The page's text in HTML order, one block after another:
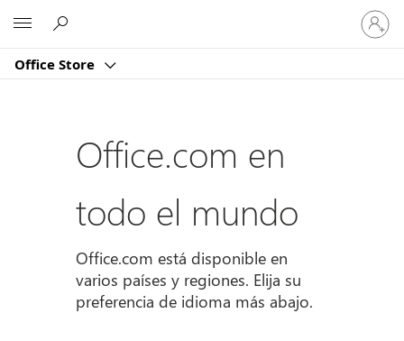
Office Store
Iniciar
sesión
en
cuenta
Office.com en
todo el mundo
Office.com está disponible en
varios países y regiones. Elija su
preferencia de idioma más abajo.